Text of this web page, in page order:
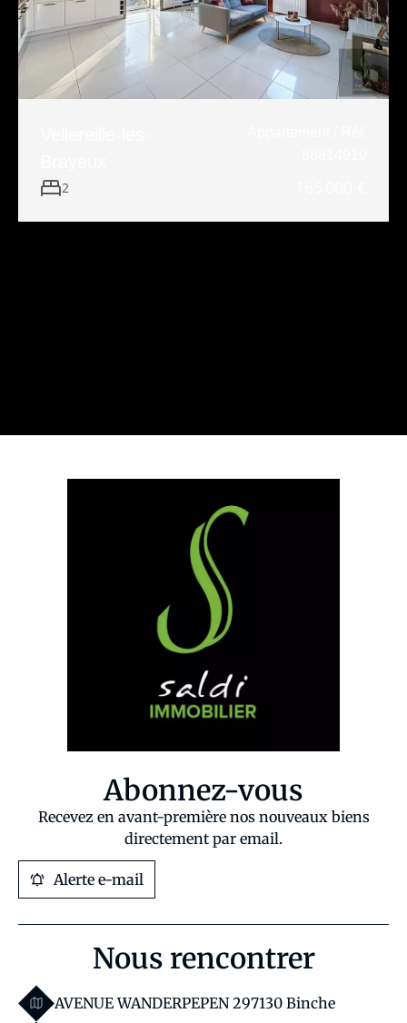
2
Abonnez-vous
Recevez en avant-première nos nouveaux biens
directement par email.
Alerte e-mail
Nous rencontrer
AVENUE WANDERPEPEN 297130 Binche